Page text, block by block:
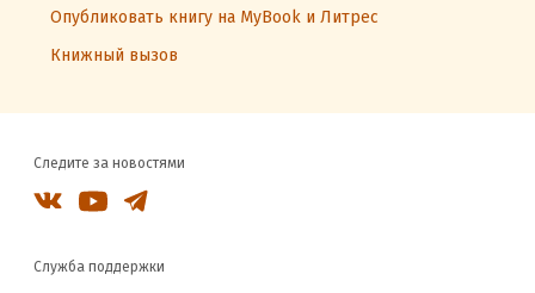
Опубликовать книгу на MyBook и Литрес
Книжный вызов
Следите за новостями
Служба поддержки